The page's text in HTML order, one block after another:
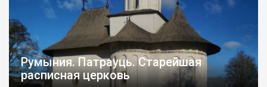
Румыния. Патрауць. Старейшая
расписная церковь